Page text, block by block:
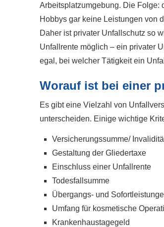
Arbeitsplatzumgebung. Die Folge:
Hobbys gar keine Leistungen von
Daher ist privater Unfallschutz so
Unfallrente möglich – ein privater
egal, bei welcher Tätigkeit ein
Worauf ist bei einer
Es gibt eine Vielzahl von
unterscheiden. Einige wichtige
Versicherungssumme/
Gestaltung der Gliedertaxe
Einschluss einer Unfallrente
Todesfallsumme
Übergangs- und
Umfang für kosmetische
Krankenhaustagegeld